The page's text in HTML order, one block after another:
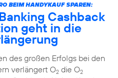
BEIM HANDYKAUF SPAREN:
Cashback
geht in die
des großen Erfolgs bei den
verlängert O2die O2